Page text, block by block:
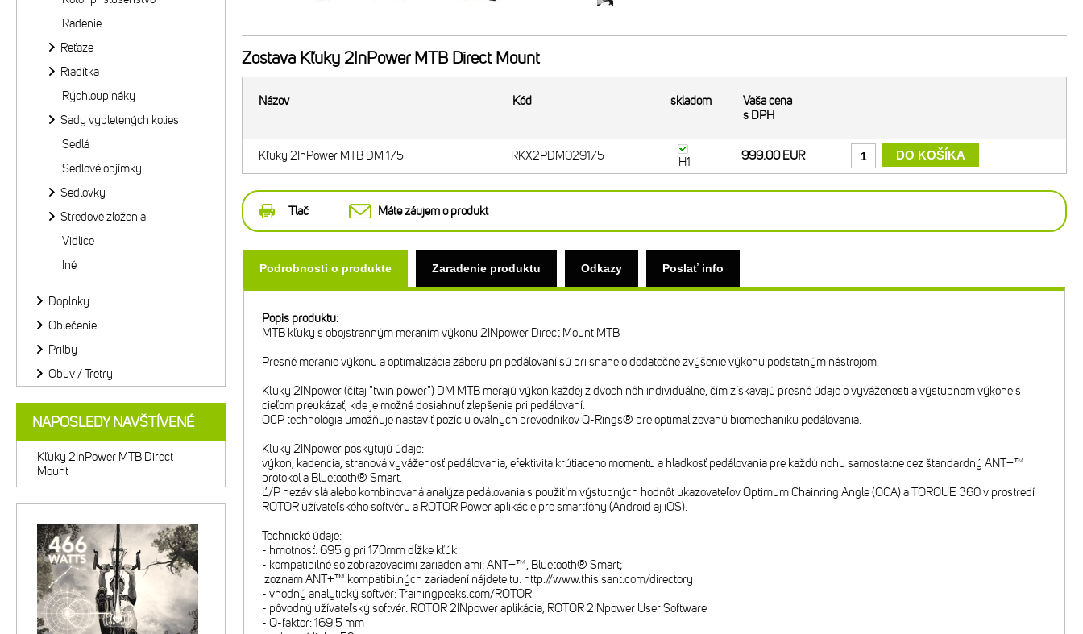
Zostava Kľuky 2InPower MTB Direct Mount
Názov Kód skladom
Vaša cena
s DPH
Kľuky 2InPower MTB DM 175 RKX2PDM029175 H1 999.00 EUR
Tlač Máte záujem o produkt
Podrobnosti o produkte Zaradenie produktu Odkazy Poslať info
Popis produktu:
MTB kľuky s obojstranným meraním výkonu 2INpower Direct Mount MTB
Presné meranie výkonu a optimalizácia záberu pri pedálovaní sú pri snahe o dodatočné zvýšenie výkonu podstatným nástrojom.
Kľuky 2INpower (čítaj "twin power") DM MTB merajú výkon každej z dvoch nôh individuálne, čím získavajú presné údaje o vyváženosti a výstupnom výkone s
cieľom preukázať, kde je možné dosiahnuť zlepšenie pri pedálovaní.
OCP technológia umožňuje nastaviť pozíciu oválnych prevodníkov Q-Rings® pre optimalizovanú biomechaniku pedálovania.
Kľuky 2INpower poskytujú údaje:
výkon, kadencia, stranová vyváženosť pedálovania, efektivita krútiaceho momentu a hladkosť pedálovania pre každú nohu samostatne cez štandardný ANT+™
protokol a Bluetooth® Smart.
Ľ/P nezávislá alebo kombinovaná analýza pedálovania s použitím výstupných hodnôt ukazovateľov Optimum Chainring Angle (OCA) a TORQUE 360 v prostredí
ROTOR užívateľského softvéru a ROTOR Power aplikácie pre smartfóny (Android aj iOS).
Technické údaje:
- hmotnosť: 695 g pri 170mm dĺžke kľúk
- kompatibilné so zobrazovacími zariadeniami: ANT+™, Bluetooth® Smart;
zoznam ANT+™ kompatibilných zariadení nájdete tu: http://www.thisisant.com/directory
- vhodný analytický softvér: Trainingpeaks.com/ROTOR
- pôvodný užívateľský softvér: ROTOR 2INpower aplikácia, ROTOR 2INpower User Software
- Q-faktor: 169.5 mm
Radenie
Reťaze
Riadítka
Rýchloupináky
Sady vypletených kolies
Sedlá
Sedlové objímky
Sedlovky
Stredové zloženia
Vidlice
Iné
Doplnky
Oblečenie
Prilby
Obuv / Tretry
NAPOSLEDY NAVŠTÍVENÉ
Kľuky 2InPower MTB Direct
Mount